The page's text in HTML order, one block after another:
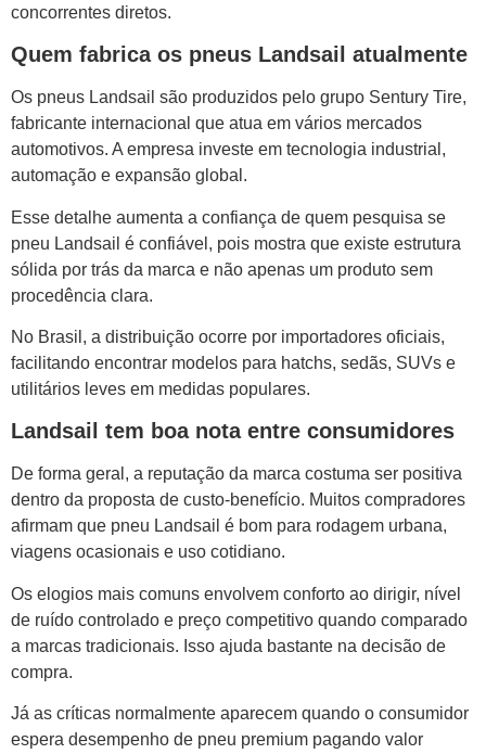
concorrentes diretos.
Quem fabrica os pneus Landsail atualmente
Os pneus Landsail são produzidos pelo grupo Sentury Tire,
fabricante internacional que atua em vários mercados
automotivos. A empresa investe em tecnologia industrial,
automação e expansão global.
Esse detalhe aumenta a confiança de quem pesquisa se
pneu Landsail é confiável, pois mostra que existe estrutura
sólida por trás da marca e não apenas um produto sem
procedência clara.
No Brasil, a distribuição ocorre por importadores oficiais,
facilitando encontrar modelos para hatchs, sedãs, SUVs e
utilitários leves em medidas populares.
Landsail tem boa nota entre consumidores
De forma geral, a reputação da marca costuma ser positiva
dentro da proposta de custo-benefício. Muitos compradores
afirmam que pneu Landsail é bom para rodagem urbana,
viagens ocasionais e uso cotidiano.
Os elogios mais comuns envolvem conforto ao dirigir, nível
de ruído controlado e preço competitivo quando comparado
a marcas tradicionais. Isso ajuda bastante na decisão de
compra.
Já as críticas normalmente aparecem quando o consumidor
espera desempenho de pneu premium pagando valor